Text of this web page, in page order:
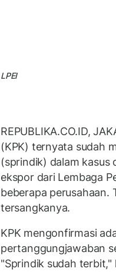
LPEI
REPUBLIKA.CO.ID,
(KPK) ternyata sudah
(sprindik) dalam kasus
ekspor dari Lembaga
beberapa perusahaan.
tersangkanya.
KPK mengonfirmasi
pertanggungjawaban
"Sprindik sudah terbit,"